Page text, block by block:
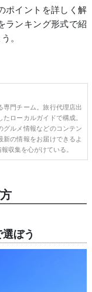
ポイントを詳しく解
ランキング形式で紹
。
専門チーム。旅行代理店出
ローカルガイドで構成。
グルメ情報などのコンテン
新の情報をお届けできるよ
収集を心がけている。
ぼう